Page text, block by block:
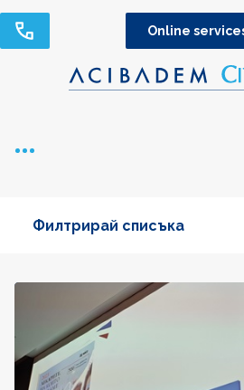
Online
Филтрирай списъка